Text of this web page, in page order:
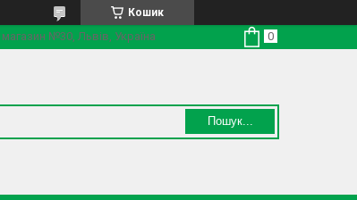
Кошик
№30, Львів, Україна
Пошук...